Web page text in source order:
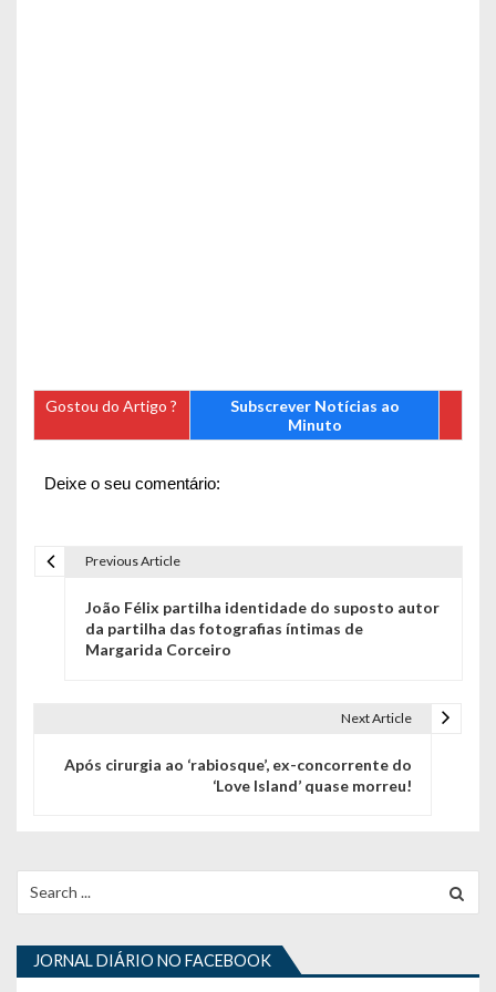
Gostou do Artigo ?
Subscrever Notícias ao
Minuto
Deixe o seu comentário:
o
d
e
Previous Article
João Félix partilha identidade do suposto autor
da partilha das fotografias íntimas de
Margarida Corceiro
Next Article
Após cirurgia ao ‘rabiosque’, ex-concorrente do
‘Love Island’ quase morreu!
for:
JORNAL DIÁRIO NO FACEBOOK